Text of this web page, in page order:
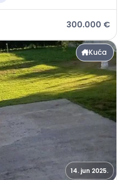
300.000 €
Kuća
14. jun 2025.